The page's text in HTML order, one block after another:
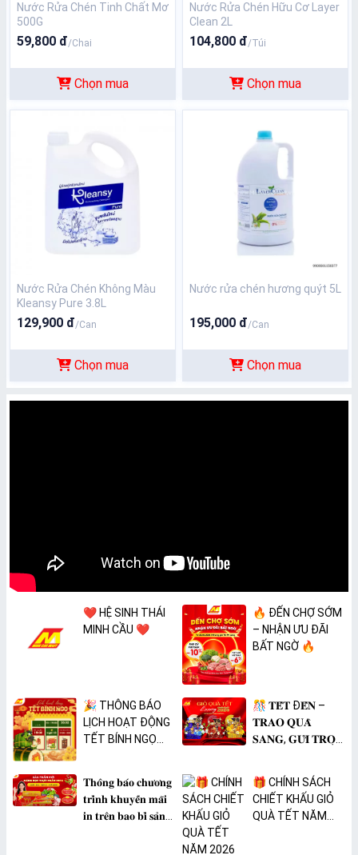
Nước Rửa Chén Tinh Chất Mơ
500G
59,800 đ/Chai
Chọn mua
Nước Rửa Chén Hữu Cơ Layer
Clean 2L
104,800 đ/Túi
Chọn mua
Nước Rửa Chén Không Màu
Kleansy Pure 3.8L
129,900 đ/Can
Chọn mua
Nước rửa chén hương quýt 5L
195,000 đ/Can
Chọn mua
❤️ HỆ SINH THÁI
MINH CẦU ❤️
🔥 ĐẾN CHỢ SỚM
– NHẬN ƯU ĐÃI
BẤT NGỜ 🔥
🎉 THÔNG BÁO
LỊCH HOẠT ĐỘNG
TẾT BÍNH NGỌ
🎊 𝐓𝐄̂́𝐓 Đ𝐄̂́𝐍 –
𝐓𝐑𝐀𝐎 𝐐𝐔𝐀̀
𝐒𝐀𝐍𝐆, 𝐆𝐔̛̉𝐈 𝐓𝐑𝐎̣𝐍
𝐓𝐡𝐨̂𝐧𝐠 𝐛𝐚́𝐨 𝐜𝐡𝐮̛𝐨̛𝐧𝐠
𝐭𝐫𝐢̀𝐧𝐡 𝐤𝐡𝐮𝐲𝐞̂́𝐧 𝐦𝐚̃𝐢
𝐢𝐧 𝐭𝐫𝐞̂𝐧 𝐛𝐚𝐨 𝐛𝐢̀ 𝐬𝐚̉𝐧
🎁 CHÍNH SÁCH
CHIẾT KHẤU GIỎ
QUÀ TẾT NĂM